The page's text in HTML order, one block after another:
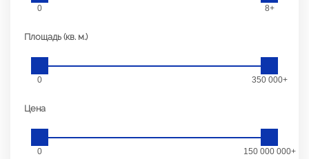
0 8+
Площадь (кв. м.)
0 350 000+
Цена
0 150 000 000+